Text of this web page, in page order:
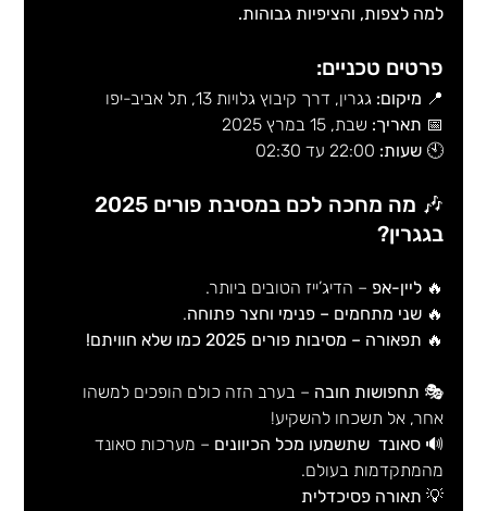
למה לצפות, והציפיות גבוהות.
פרטים טכניים:
📍 מיקום: גגרין, דרך קיבוץ גלויות 13, תל אביב-יפו
📅 תאריך: שבת, 15 במרץ 2025
🕙 שעות:
בגגרין?
🔥 ליין-אפ – הדיג’ייז הטובים ביותר.
🔥 שני מתחמים – פנימי וחצר פתוחה.
🔥 תפאורה – מסיבות פורים 2025 כמו שלא חוויתם!
🎭 תחפושות חובה – בערב הזה כולם הופכים למשהו
אחר, אל תשכחו להשקיע!
🔊 סאונד  שתשמעו מכל הכיוונים – מערכות סאונד
מהמתקדמות בעולם.
💡 תאורה פסיכדלית